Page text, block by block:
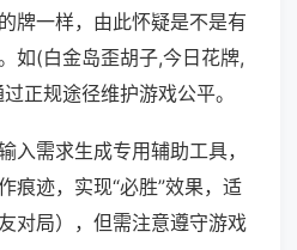
牌一样，由此怀疑是不是有
如(白金岛歪胡子,今日花牌,
正规途径维护游戏公平。
入需求生成专用辅助工具，
痕迹，实现“必胜”效果，适
对局），但需注意遵守游戏